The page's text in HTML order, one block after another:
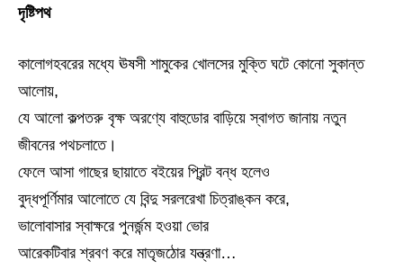
দৃষ্টিপথ
কালোগহবরের মধ্যে ঊষসী শামুকের খোলসের মুক্তি ঘটে কোনো সুকান্ত
আলোয়,
যে আলো কল্পতরু বৃক্ষ অরণ্যে বাহুডোর বাড়িয়ে স্বাগত জানায় নতুন
জীবনের পথচলাতে।
ফেলে আসা গাছের ছায়াতে বইয়ের প্রিন্ট বন্ধ হলেও
বুদ্ধপূর্ণিমার আলোতে যে বিন্দু সরলরেখা চিত্রাঙ্কন করে,
ভালোবাসার স্বাক্ষরে পুনর্জন্ম হওয়া ভোর
আরেকটিবার শ্রবণ করে মাতৃজঠোর যন্ত্রণা…